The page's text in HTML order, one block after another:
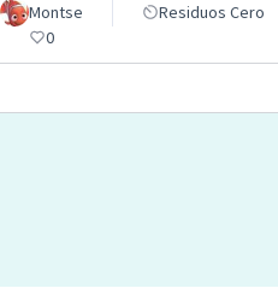
Montse Residuos Cero
0